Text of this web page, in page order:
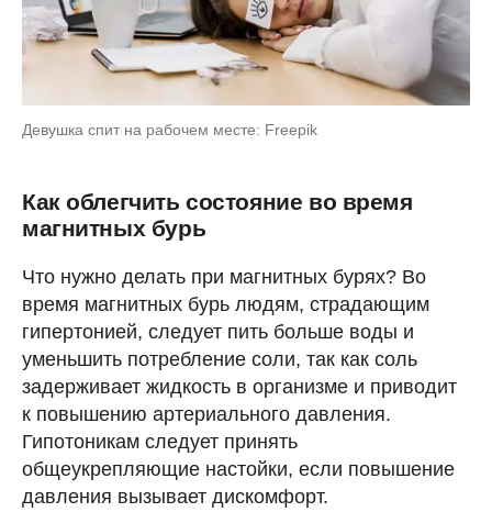
Девушка спит на рабочем месте: Freepik
Как облегчить состояние во время
магнитных бурь
Что нужно делать при магнитных бурях? Во
время магнитных бурь людям, страдающим
гипертонией, следует пить больше воды и
уменьшить потребление соли, так как соль
задерживает жидкость в организме и приводит
к повышению артериального давления.
Гипотоникам следует принять
общеукрепляющие настойки, если повышение
давления вызывает дискомфорт.